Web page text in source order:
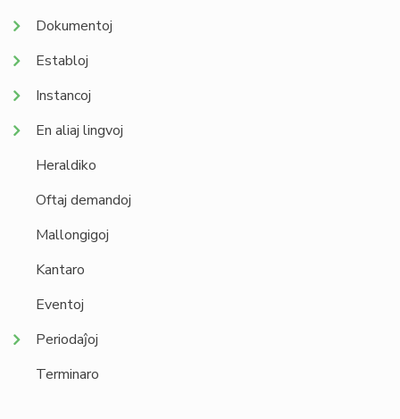
Dokumentoj
Establoj
Instancoj
En aliaj lingvoj
Heraldiko
Oftaj demandoj
Mallongigoj
Kantaro
Eventoj
Periodaĵoj
Terminaro